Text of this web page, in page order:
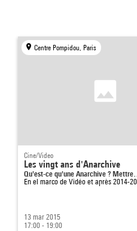
Centre Pompidou, Paris
Cine/Video
Les vingt ans d'Anarchive
Qu'est-ce qu'une Anarchive ?
En el marco de Vidéo et après 2014-
13 mar 2015
17:00 - 19:00